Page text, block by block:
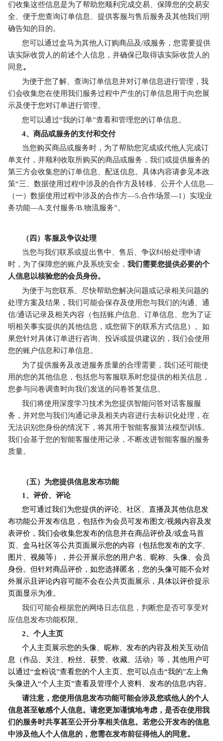
们收集这些信息是为了帮助您顺利完成交易、保障您的交易安
全、便于您查询订单信息、提供客服与售后服务及其他我们明
确告知的目的。
您可以通过盒马为其他人订购商品及/或服务，您需要提供
该实际收货人的前述个人信息，并确保已取得该实际收货人的
同意。
为便于您了解、查询订单信息并对订单信息进行管理，我
们会收集您在使用我们服务过程中产生的订单信息用于向您展
示及便于您对订单进行管理。
您可以通过“我的订单”查看和管理您的订单信息。
4、商品或服务的支付和交付
当您购买商品或服务时，为了帮助您完成或代他人完成订
单支付，并顺利收取所购买的商品或服务，我们或提供服务的
第三方会收集您的订单信息、配送信息。具体内容请参见本政
策“三、数据使用过程中涉及的合作方及转移、公开个人信息—
（一）数据使用过程中涉及的合作方—5.合作场景—1）实现业
务功能—A.支付服务/B.物流服务”。
（四）客服及争议处理
当您与我们联系或提出售中、售后、争议纠纷处理申请
时，为了保障您的账户及系统安全， 我们需要您提供必要的个
人信息以核验您的会员身份。
为便于与您联系、尽快帮助您解决问题或记录相关问题的
处理方案及结果，我们可能会保存及使用您与我们的沟通、通
信/通话记录及相关内容（包括账户信息、订单信息、您为了证
明相关事实提供的其他信息，或您留下的联系方式信息）。如
果您针对具体订单进行咨询、投诉或提供建议的，我们会使用
您的账户信息和订单信息。
为了提供服务及改进服务质量的合理需要，我们还可能使
用的您的其他信息，包括您与客服联系时您提供的相关信息，
您参与问卷调查时向我们发送的问卷答复信息。
我们将使用深度学习技术为您提供智能问答对话客服服
务，并对您与我们沟通记录及相关内容进行去标识化处理，在
无法识别您身份的情况下，将其用于智能客服算法模型训练。
我们会基于您的智能客服使用记录，不断改进智能客服的服务
质量。
（五）为您提供信息发布功能
1 、评价、评论
您可通过我们为您提供的评论、社区、直播及其他信息发
布功能公开发布信息，包括作为会员可发布图文/视频内容及发
表评价，我们会收集您发布的信息并在商品评价及/或盒马首
页、盒马社区等公共页面展示您的内容（包括您发布的文字、
图片、视频等），并公开展示您的用户名、昵称、头像、会员
身份。但针对商品评价，如您选择匿名，您的头像可能不会对
外展示且评论内容可能不会在公共页面展示，具体以评价提示
页面显示为准。
我们可能会根据您的网络日志信息，判断您是否可享受对
应信息发布功能权限。
2、个人主页
个人主页展示您的头像、昵称、发布的内容及相关互动信
息（作品、关注、粉丝、获赞、收藏、活动）等，其他用户可
以通过“盒粉说”查看您的个人主页。您可以点击“我的”左上角
头像进入“个人主页”查看及管理个人资料、发布的信息/内容。
请注意，您使用信息发布功能可能会涉及您或他人的个人
信息甚至敏感个人信息。请您更加谨慎地考虑，是否在使用我
们的服务时共享甚至公开分享相关信息。若您公开发布的信息
中涉及他人个人信息的，您需在发布前征得他人的同意。